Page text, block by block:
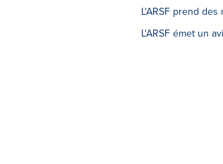
L'ARSF prend
L'ARSF émet un